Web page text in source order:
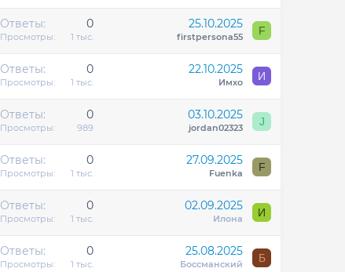
Ответы 0
Просмотры 1 тыс.
25.10.2025
firstpersona55 F
Ответы 0
Просмотры 1 тыс.
22.10.2025
Имхо И
Ответы 0
Просмотры 989
03.10.2025
jordan02323 J
Ответы 0
Просмотры 1 тыс.
27.09.2025
Fuenka F
Ответы 0
Просмотры 1 тыс.
02.09.2025
Илона И
Ответы 0
Просмотры 1 тыс.
25.08.2025
Боссманский Б